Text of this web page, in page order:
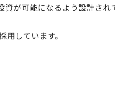
資が可能になるよう設計され
しています。